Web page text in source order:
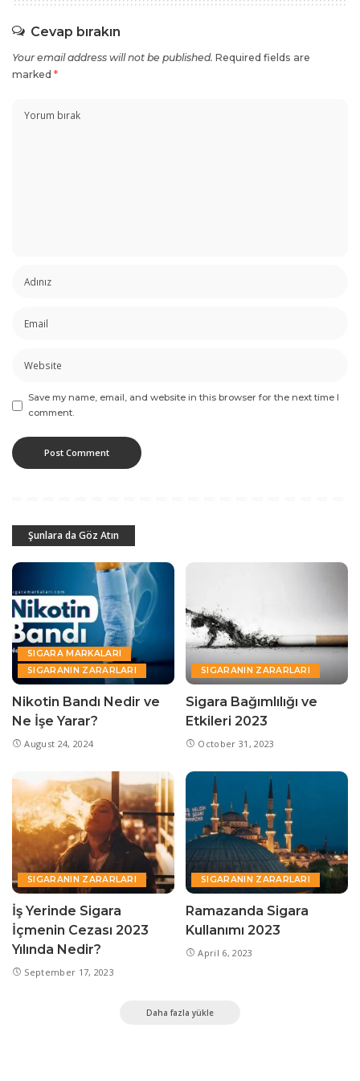
Cevap bırakın
Your email address will not be published. Required fields are
marked *
Save my name, email, and website in this browser for the next time I
comment.
Şunlara da Göz Atın
SIGARA MARKALARI
SIGARANIN ZARARLARI
Nikotin Bandı Nedir ve
Ne İşe Yarar?
August 24, 2024
SIGARANIN ZARARLARI
Sigara Bağımlılığı ve
Etkileri 2023
October 31, 2023
SIGARANIN ZARARLARI
İş Yerinde Sigara
İçmenin Cezası 2023
Yılında Nedir?
September 17, 2023
SIGARANIN ZARARLARI
Ramazanda Sigara
Kullanımı 2023
April 6, 2023
Daha fazla yükle